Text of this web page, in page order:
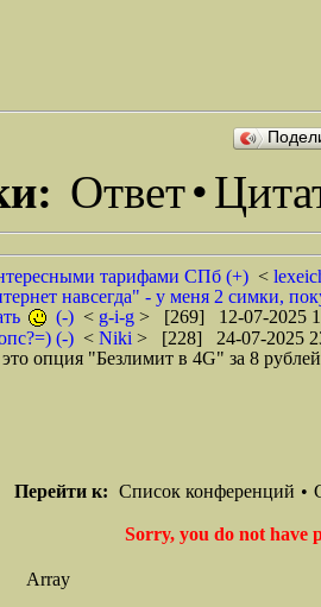
Ответ•
тарифами СПб (+) <
навсегда" - у меня 2 симки,
(-) < g-i-g > [269] 12-07-2025
(-) < Niki > [228] 24-07-2025
опция "Безлимит в 4G" за 8
Перейти к: Список конференций •
Sorry, you do not have
Array